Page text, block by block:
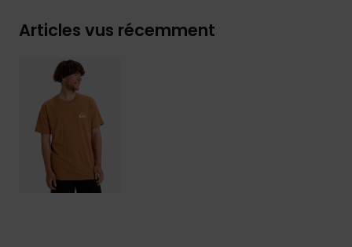
Articles vus récemment